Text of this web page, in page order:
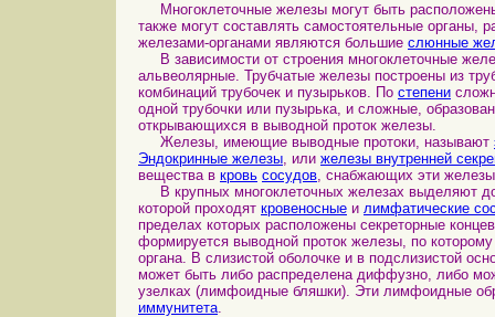
Многоклеточные железы могут быть расположены
также могут составлять самостоятельные
железами-органами являются большие слюнные
В зависимости от строения многоклеточные
альвеолярные. Трубчатые железы построены из
комбинаций трубочек и пузырьков. По степени
одной трубочки или пузырька, и сложные,
открывающихся в выводной проток железы.
Железы, имеющие выводные протоки, называют
Эндокринные железы, или железы внутренней
вещества в кровь сосудов, снабжающих эти
В крупных многоклеточных железах выделяют
которой проходят кровеносные и лимфатические
пределах которых расположены секреторные
формируется выводной проток железы, по
органа. В слизистой оболочке и в подслизистой
может быть либо распределена диффузно, либо
узелках (лимфоидные бляшки). Эти лимфоидные
иммунитета.